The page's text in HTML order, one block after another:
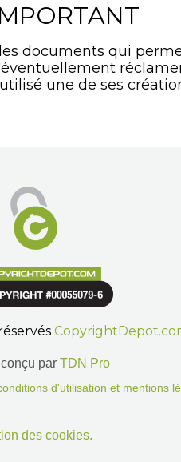
documents qui
une de ses
par TDN Pro
d'utilisation et mentions
des cookies.